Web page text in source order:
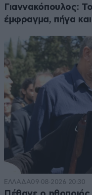
Γιαννακόπουλος:
έμφραγμα, πήγα
ΕΛΛΑΔΑ09·08·2026 20:30